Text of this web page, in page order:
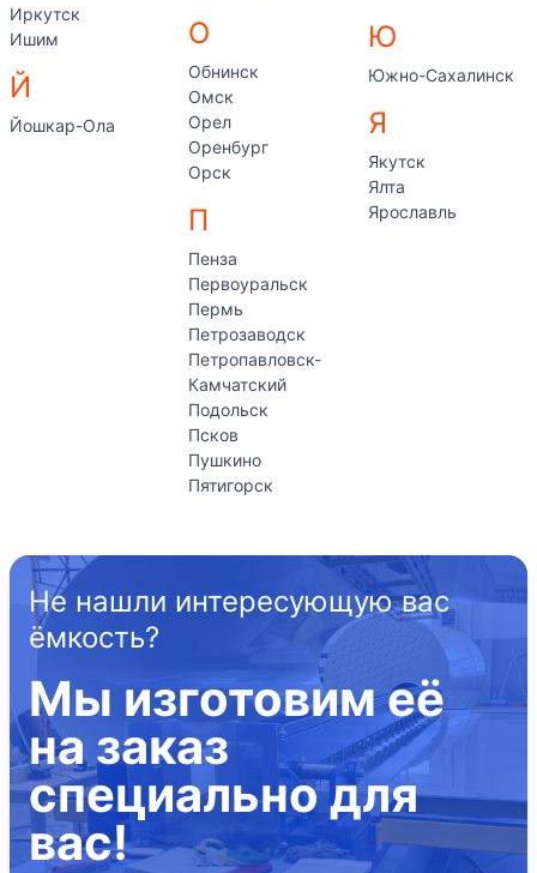
Иркутск
Ишим
Й
Йошкар-Ола
О
Обнинск
Омск
Орел
Оренбург
Орск
П
Пенза
Первоуральск
Пермь
Петрозаводск
Петропавловск-
Камчатский
Подольск
Псков
Пушкино
Пятигорск
Ю
Южно-Сахалинск
Я
Якутск
Ялта
Ярославль
Не нашли интересующую вас
ёмкость?
Мы изготовим её
на заказ
специально для
вас!